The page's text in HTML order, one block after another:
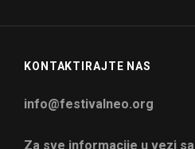
KONTAKTIRAJTE NAS
info@festivalneo.org
Za sve informacije u vezi